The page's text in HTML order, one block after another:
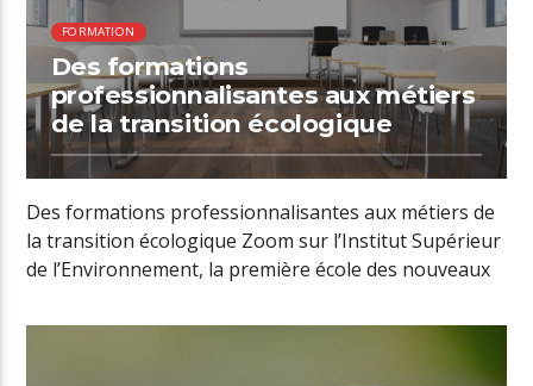
FORMATION
Des formations
professionnalisantes aux métiers
de la transition écologique
Des formations professionnalisantes aux métiers de
la transition écologique Zoom sur l’Institut Supérieur
de l’Environnement, la première école des nouveaux